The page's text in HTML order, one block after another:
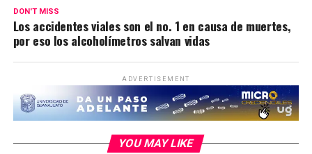
DON'T MISS
Los accidentes viales son el no. 1 en causa de muertes,
por eso los alcoholímetros salvan vidas
ADVERTISEMENT
YOU MAY LIKE